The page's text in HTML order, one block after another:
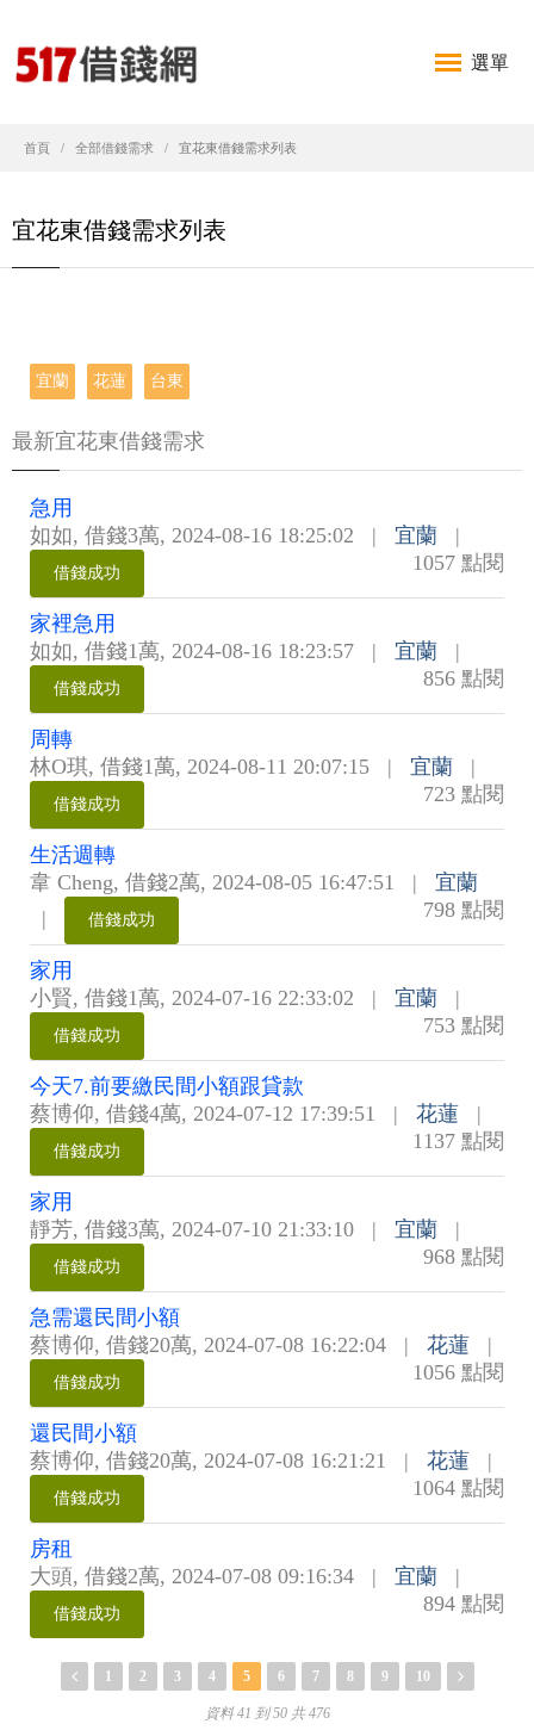
選單
首頁 全部借錢需求 宜花東借錢需求列表
宜花東借錢需求列表
宜蘭 花蓮 台東
最新宜花東借錢需求
急用
如如, 借錢3萬, 2024-08-16 18:25:02 |
宜蘭
1057 點閱
|
借錢成功
家裡急用
如如, 借錢1萬, 2024-08-16 18:23:57 |
宜蘭
856 點閱
|
借錢成功
周轉
林O琪, 借錢1萬, 2024-08-11 20:07:15 |
宜蘭
723 點閱
|
借錢成功
生活週轉
韋 Cheng, 借錢2萬, 2024-08-05 16:47:51 |
宜蘭
798 點閱
| 借錢成功
家用
小賢, 借錢1萬, 2024-07-16 22:33:02 |
宜蘭
753 點閱
|
借錢成功
今天7.前要繳民間小額跟貸款
蔡博仰, 借錢4萬, 2024-07-12 17:39:51 |
花蓮
1137 點閱
|
借錢成功
家用
靜芳, 借錢3萬, 2024-07-10 21:33:10 |
宜蘭
968 點閱
|
借錢成功
急需還民間小額
蔡博仰, 借錢20萬, 2024-07-08 16:22:04 |
花蓮
1056 點閱
|
借錢成功
還民間小額
蔡博仰, 借錢20萬, 2024-07-08 16:21:21 |
花蓮
1064 點閱
|
借錢成功
房租
大頭, 借錢2萬, 2024-07-08 09:16:34 |
宜蘭
894 點閱
|
借錢成功
1 2 3 4 5 6 7 8 9 10
資料 41 到 50 共 476